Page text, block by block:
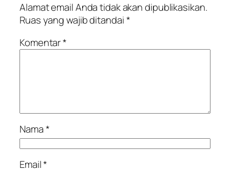
Alamat email Anda tidak akan dipublikasikan.
Ruas yang wajib ditandai*
Komentar*
Nama*
Email*